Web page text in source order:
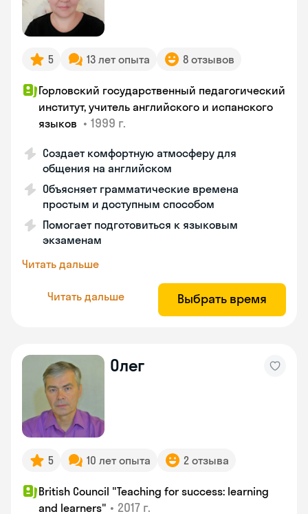
5 13 лет опыта 8 отзывов
Горловский государственный педагогический
институт, учитель английского и испанского
языков • 1999 г.
Создает комфортную атмосферу для
общения на английском
Объясняет грамматические времена
простым и доступным способом
Помогает подготовиться к языковым
экзаменам
Читать дальше
Читать дальше Выбрать время
Олег
5 10 лет опыта 2 отзыва
British Council "Teaching for success: learning
and learners" • 2017 г.